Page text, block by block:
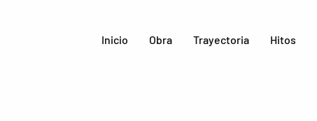
Inicio Obra Trayectoria Hitos